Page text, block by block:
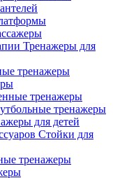
Тренажеры для
тренажеры
тренажеры
тренажеры
для детей
Стойки для
тренажеры